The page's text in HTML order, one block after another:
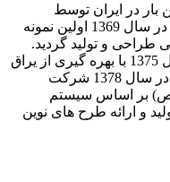
بار در ایران توسط
مدیریت شرکت کم جا چوب ارائه شد و در سال 1369 اولین نمونه
طراحی و تولید گردید.
تولید تخت تاشو از سال 1374 آغاز و سال 1375 با بهره گیری از یراق
آلات و جک های تولید داخل ادامه یافت. در سال 1378 شرکت
بر اساس سیستم
و ارائه طرح های نوین